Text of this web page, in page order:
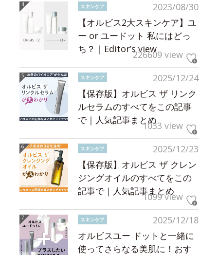
2023/08/30
スキンケア
【オルビス2大スキンケア】ユ
ー or ユードット 私にはどっ
ち？｜Editor’s view226609 view
2025/12/24
スキンケア
【保存版】オルビス ザ リンク
ルセラムのすべてをこの記事
で｜人気記事まとめ1033 view
2025/12/23
スキンケア
【保存版】オルビス ザ クレン
ジングオイルのすべてをこの
記事で｜人気記事まとめ
1099 view
2025/12/18
スキンケア
オルビスユー ドットと一緒に
使ってさらなる美肌に！おす